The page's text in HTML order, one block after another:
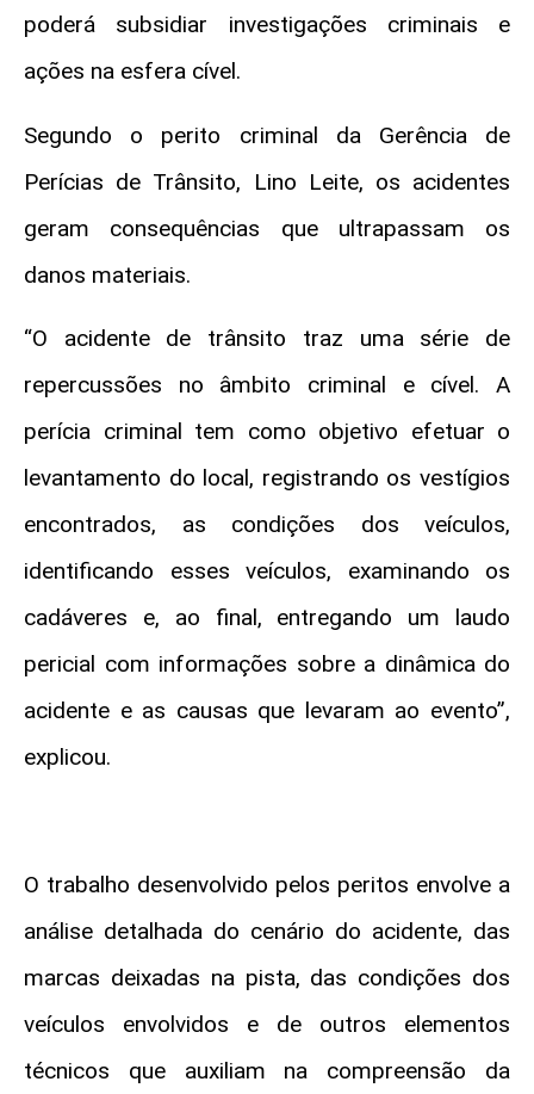
poderá subsidiar investigações criminais e
ações na esfera cível.
Segundo o perito criminal da Gerência de
Perícias de Trânsito, Lino Leite, os acidentes
geram consequências que ultrapassam os
danos materiais.
“O acidente de trânsito traz uma série de
repercussões no âmbito criminal e cível. A
perícia criminal tem como objetivo efetuar o
levantamento do local, registrando os vestígios
encontrados, as condições dos veículos,
identificando esses veículos, examinando os
cadáveres e, ao final, entregando um laudo
pericial com informações sobre a dinâmica do
acidente e as causas que levaram ao evento”,
explicou.
O trabalho desenvolvido pelos peritos envolve a
análise detalhada do cenário do acidente, das
marcas deixadas na pista, das condições dos
veículos envolvidos e de outros elementos
técnicos que auxiliam na compreensão da